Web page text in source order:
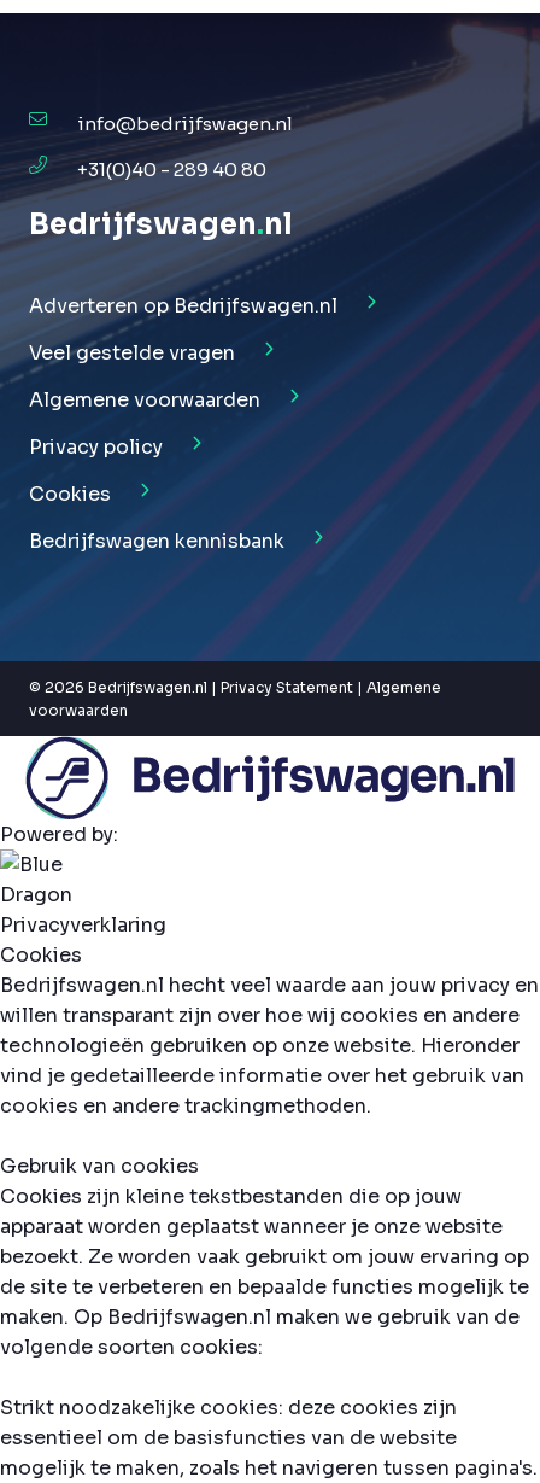
info@bedrijfswagen.nl
+31(0)40 - 289 40 80
Bedrijfswagen.nl
Adverteren op Bedrijfswagen.nl
Veel gestelde vragen
Algemene voorwaarden
Privacy policy
Cookies
Bedrijfswagen kennisbank
© 2026 Bedrijfswagen.nl | Privacy Statement | Algemene
voorwaarden
Powered by:
Privacyverklaring
Cookies
Bedrijfswagen.nl hecht veel waarde aan jouw privacy en
willen transparant zijn over hoe wij cookies en andere
technologieën gebruiken op onze website. Hieronder
vind je gedetailleerde informatie over het gebruik van
cookies en andere trackingmethoden.
Gebruik van cookies
Cookies zijn kleine tekstbestanden die op jouw
apparaat worden geplaatst wanneer je onze website
bezoekt. Ze worden vaak gebruikt om jouw ervaring op
de site te verbeteren en bepaalde functies mogelijk te
maken. Op Bedrijfswagen.nl maken we gebruik van de
volgende soorten cookies:
Strikt noodzakelijke cookies: deze cookies zijn
essentieel om de basisfuncties van de website
mogelijk te maken, zoals het navigeren tussen pagina's.